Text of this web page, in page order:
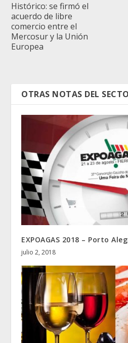
Histórico: se firmó el
acuerdo de libre
comercio entre el
Mercosur y la Unión
Europea
OTRAS NOTAS DEL
EXPOAGAS 2018 – Porto
julio 2, 2018